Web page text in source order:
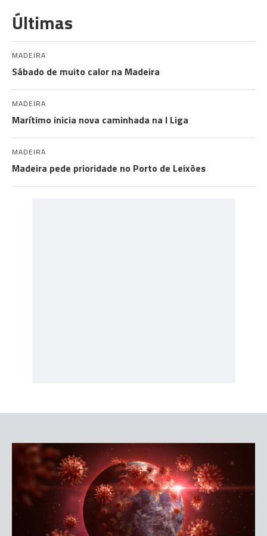
Últimas
MADEIRA
Sábado de muito calor na Madeira
MADEIRA
Marítimo inicia nova caminhada na I Liga
MADEIRA
Madeira pede prioridade no Porto de Leixões